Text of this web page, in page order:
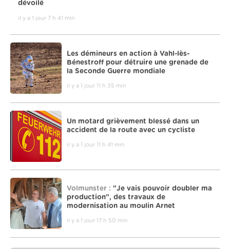
dévoilé
il y a 1 jour 7 h 41 min
Les démineurs en action à Vahl-lès-
Bénestroff pour détruire une grenade de
la Seconde Guerre mondiale
il y a 1 jour 11 h 35 min
Un motard grièvement blessé dans un
accident de la route avec un cycliste
il y a 1 jour 11 h 41 min
Volmunster : "Je vais pouvoir doubler ma
production", des travaux de
modernisation au moulin Arnet
il y a 1 jour 17 h 50 min